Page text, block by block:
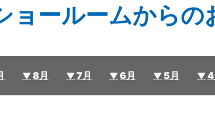
ョールームからの
8月 7月 6月 5月 4